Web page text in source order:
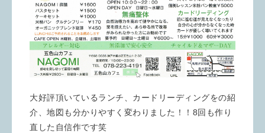
大好評頂いているランチ、カードリーディングをの紹
介、地図も分かりやすく変わりました！！8回も作り
直した自信作です笑